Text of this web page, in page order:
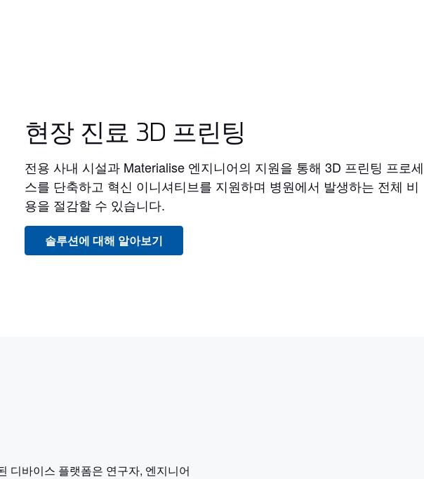
현장 진료 3D 프린팅
전용 사내 시설과 Materialise 엔지니어의 지원을 통해 3D 프린팅 프로세
스를 단축하고 혁신 이니셔티브를 지원하며 병원에서 발생하는 전체 비
용을 절감할 수 있습니다.
솔루션에 대해 알아보기
디바이스 플랫폼은 연구자, 엔지니어